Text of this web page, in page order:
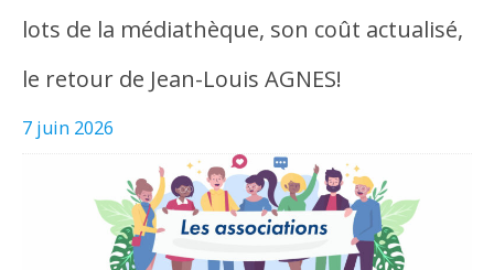
lots de la médiathèque, son coût actualisé,
le retour de Jean-Louis AGNES!
7 juin 2026